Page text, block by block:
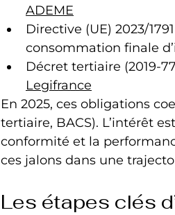
ADEME
Directive (UE) 2023/
consommation finale
Décret tertiaire
Legifrance
En 2025, ces obligations
tertiaire, BACS). L’intérêt
conformité et la
ces jalons dans une
Les étapes clés